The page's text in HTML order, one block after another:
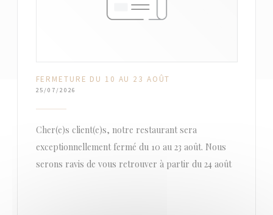
FERMETURE DU 10 AU 23 AOÛT
25/07/2026
Cher(e)s client(e)s, notre restaurant sera
exceptionnellement fermé du 10 au 23 août. Nous
serons ravis de vous retrouver à partir du 24 août